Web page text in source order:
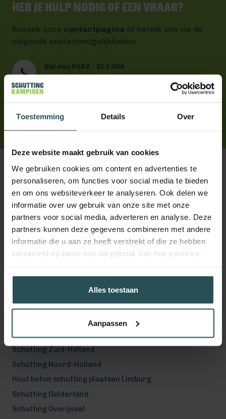
Toestemming Details Over
Deze website maakt gebruik van cookies
We gebruiken cookies om content en advertenties te
personaliseren, om functies voor social media te bieden
en om ons websiteverkeer te analyseren. Ook delen we
informatie over uw gebruik van onze site met onze
partners voor social media, adverteren en analyse. Deze
partners kunnen deze gegevens combineren met andere
informatie die u aan ze heeft verstrekt of die ze hebben
verzameld op basis van uw gebruik van hun services.
Alles toestaan
Aanpassen
Heb je hulp nodig of een vraag?
Bezoek onze contactpagina of bereik ons via de
volgende contactmogelijkheden
Bel ons 0492 - 313 008
Wij helpen je graag verder
App ons
Volg ons!
Werkgebied
Hout beton schutting plaatsen Helmond
Hout beton schutting plaatsen Vught
Hout beton schutting plaatsen Den Bosch
Hout beton schutting plaatsen Uden
Schutting Noord-Brabant
Schutting Zuid-Holland
Schutting Noord-Holland
Hout beton schutting plaatsen Limburg
Schutting Gelderland
Schutting Overijssel